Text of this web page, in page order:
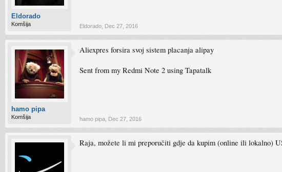
Eldorado
Komšija Eldorado Dec 27, 2016
hamo pipa
Komšija
Aliexpres forsira svoj sistem placanja alipay
Sent from my Redmi Note 2 using Tapatalk
hamo pipa Dec 27, 2016
Raja, možete li mi preporučiti gdje da kupim (online ili lokalno)